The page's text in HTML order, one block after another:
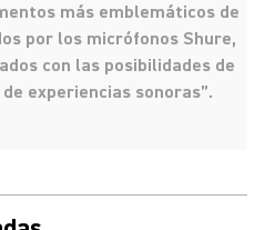
más emblemáticos de
por los micrófonos Shure,
con las posibilidades de
experiencias sonoras”.